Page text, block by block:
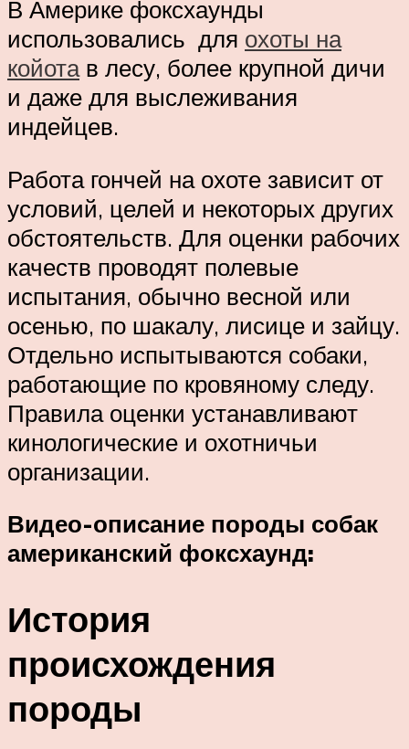
В Америке фоксхаунды
использовались для охоты на
койотав лесу, более крупной дичи
и даже для выслеживания
индейцев.
Работа гончей на охоте зависит от
условий, целей и некоторых других
обстоятельств. Для оценки рабочих
качеств проводят полевые
испытания, обычно весной или
осенью, по шакалу, лисице и зайцу.
Отдельно испытываются собаки,
работающие по кровяному следу.
Правила оценки устанавливают
кинологические и охотничьи
организации.
Видео-описание породы собак
американский фоксхаунд:
История
происхождения
породы